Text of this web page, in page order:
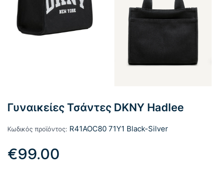
Γυναικείες Τσάντες DKNY Hadlee
Κωδικός προϊόντος: R41AOC80 71Y1 Black-Silver
€99.00